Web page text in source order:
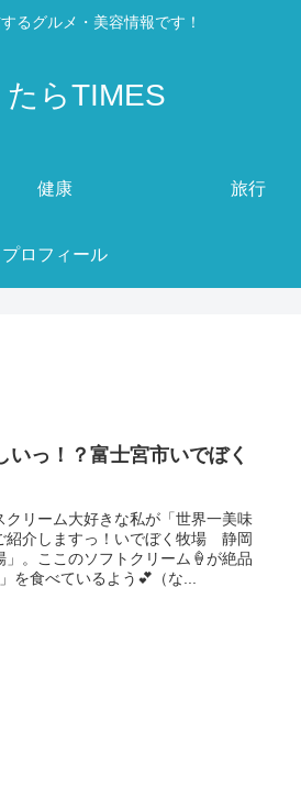
るグルメ・美容情報です！
たらTIMES
健康 旅行
プロフィール
いっ！？富士宮市いでぼく
リーム大好きな私が「世界一美味
紹介しますっ！いでぼく牧場 静岡
。ここのソフトクリーム🍦が絶品
食べているよう💕（な...